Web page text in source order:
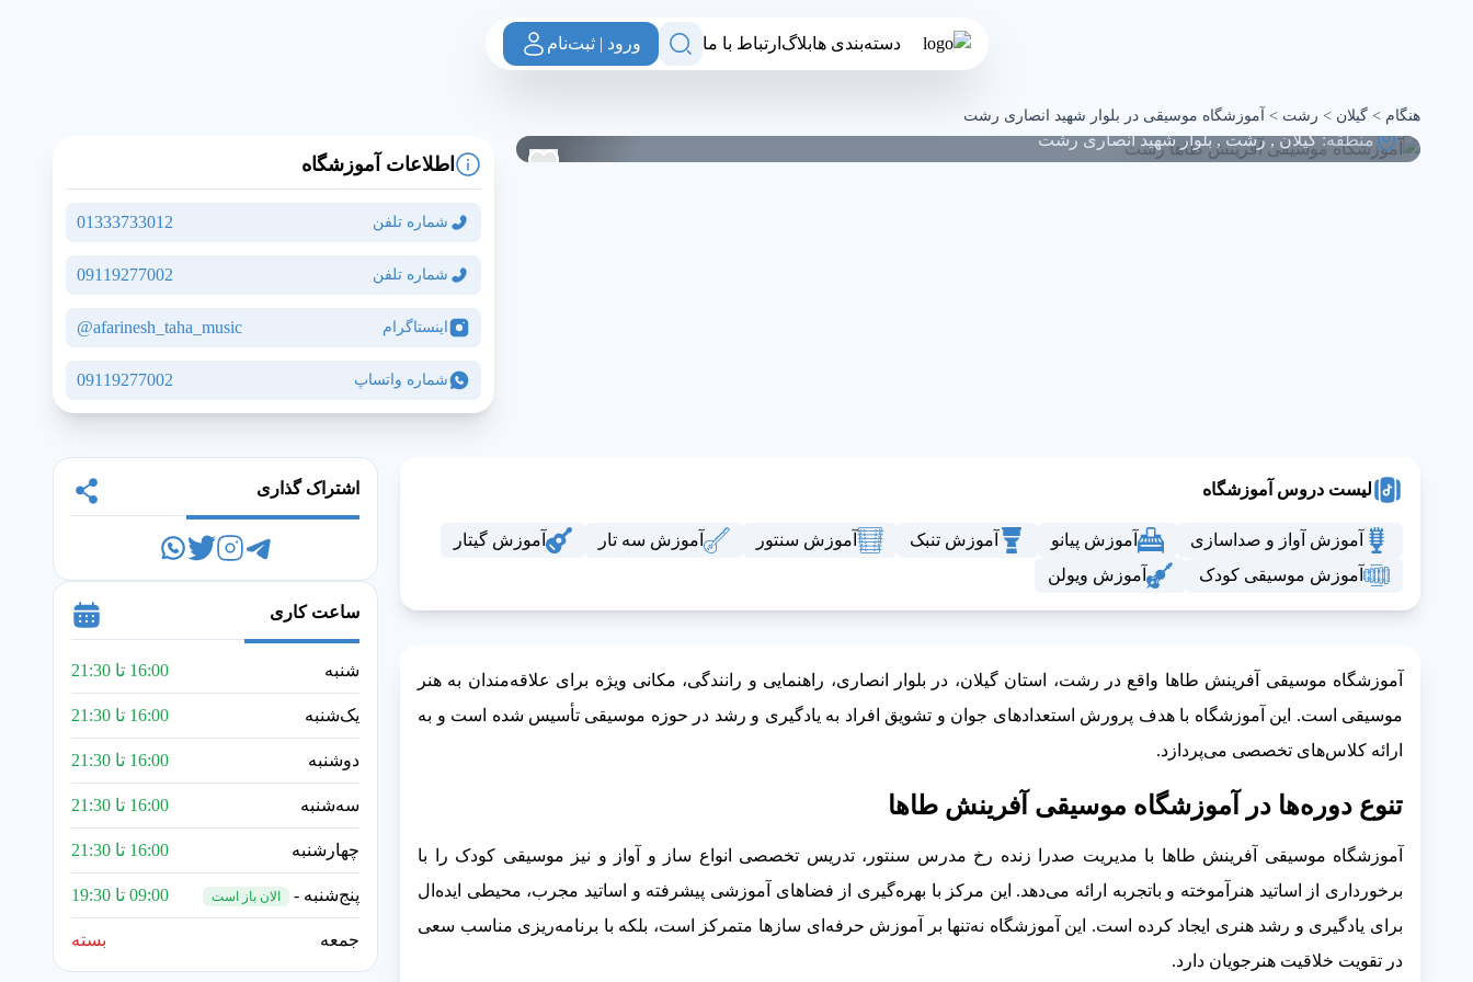
دسته‌بندی هابلاگ ارتباط با ما ورود | ثبت‌نام
هنگام > گیلان > رشت > آموزشگاه موسیقی در بلوار شهید انصاری رشت
منطقه: گیلان,رشت,بلوار شهید انصاری رشت
اطلاعات آموزشگاه
شماره تلفن 01333733012
شماره تلفن 09119277002
اینستاگرام afarinesh_taha_music@
شماره واتساپ 09119277002
لیست دروس آموزشگاه
آموزش آواز و صداسازی آموزش پیانو آموزش تنبک آموزش سنتور آموزش سه تار
آموزش گیتار
آموزش موسیقی کودک
آموزش ویولن
آموزشگاه موسیقی آفرینش طاها واقع در رشت، استان گیلان، در بلوار انصاری، راهنمایی و رانندگی، مکانی ویژه برای علاقه‌مندان به هنر
موسیقی است. این آموزشگاه با هدف پرورش استعدادهای جوان و تشویق افراد به یادگیری و رشد در حوزه موسیقی تأسیس شده است و به
ارائه کلاس‌های تخصصی می‌پردازد.
تنوع دوره‌ها در آموزشگاه موسیقی آفرینش طاها
آموزشگاه موسیقی آفرینش طاها با مدیریت صدرا زنده رخ مدرس سنتور، تدریس تخصصی انواع ساز و آواز و نیز موسیقی کودک را با
برخورداری از اساتید هنرآموخته و باتجربه ارائه می‌دهد. این مرکز با بهره‌گیری از فضاهای آموزشی پیشرفته و اساتید مجرب، محیطی ایده‌ال
برای یادگیری و رشد هنری ایجاد کرده است. این آموزشگاه نه‌تنها بر آموزش حرفه‌ای سازها متمرکز است، بلکه با برنامه‌ریزی مناسب سعی
در تقویت خلاقیت هنرجویان دارد.
اشتراک گذاری
ساعت کاری
شنبه 16:00 تا 21:30
یک‌شنبه 16:00 تا 21:30
دوشنبه 16:00 تا 21:30
سه‌شنبه 16:00 تا 21:30
چهارشنبه 16:00 تا 21:30
پنج‌شنبه - الان باز است 09:00 تا 19:30
جمعه بسته